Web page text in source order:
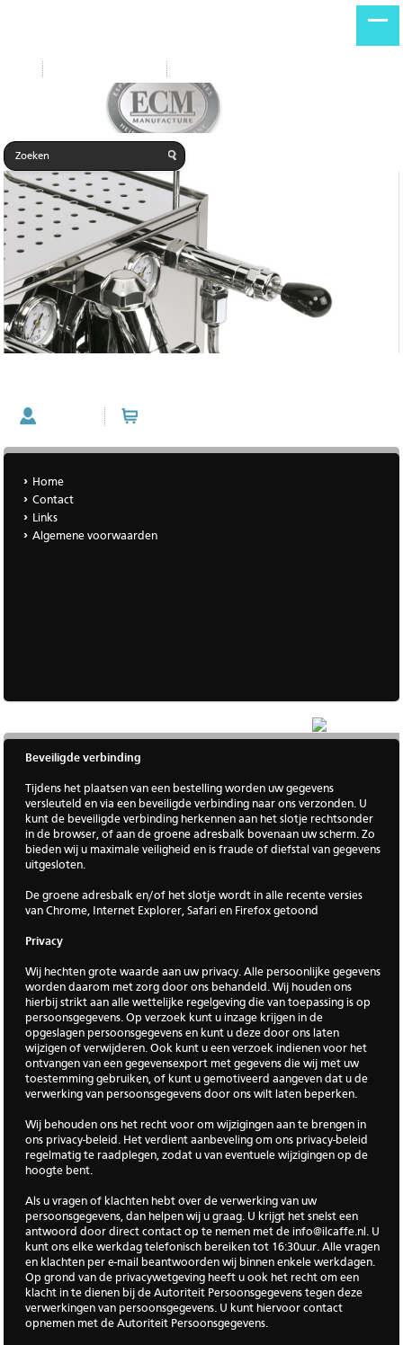
Home
Contact
Links
Algemene voorwaarden
Beveiligde verbinding
Tijdens het plaatsen van een bestelling worden uw gegevens
versleuteld en via een beveiligde verbinding naar ons verzonden. U
kunt de beveiligde verbinding herkennen aan het slotje rechtsonder
in de browser, of aan de groene adresbalk bovenaan uw scherm. Zo
bieden wij u maximale veiligheid en is fraude of diefstal van gegevens
uitgesloten.
De groene adresbalk en/of het slotje wordt in alle recente versies
van Chrome, Internet Explorer, Safari en Firefox getoond
Privacy
Wij hechten grote waarde aan uw privacy. Alle persoonlijke gegevens
worden daarom met zorg door ons behandeld. Wij houden ons
hierbij strikt aan alle wettelijke regelgeving die van toepassing is op
persoonsgegevens. Op verzoek kunt u inzage krijgen in de
opgeslagen persoonsgegevens en kunt u deze door ons laten
wijzigen of verwijderen. Ook kunt u een verzoek indienen voor het
ontvangen van een gegevensexport met gegevens die wij met uw
toestemming gebruiken, of kunt u gemotiveerd aangeven dat u de
verwerking van persoonsgegevens door ons wilt laten beperken.
Wij behouden ons het recht voor om wijzigingen aan te brengen in
ons privacy-beleid. Het verdient aanbeveling om ons privacy-beleid
regelmatig te raadplegen, zodat u van eventuele wijzigingen op de
hoogte bent.
Als u vragen of klachten hebt over de verwerking van uw
persoonsgegevens, dan helpen wij u graag. U krijgt het snelst een
antwoord door direct contact op te nemen met deinfo@ilcaffe.nl . U
kunt ons elke werkdag telefonisch bereiken tot 16:30uur. Alle vragen
en klachten per e-mail beantwoorden wij binnen enkele werkdagen.
Op grond van de privacywetgeving heeft u ook het recht om een
klacht in te dienen bij de Autoriteit Persoonsgegevens tegen deze
verwerkingen van persoonsgegevens. U kunt hiervoor contact
opnemen met de Autoriteit Persoonsgegevens.